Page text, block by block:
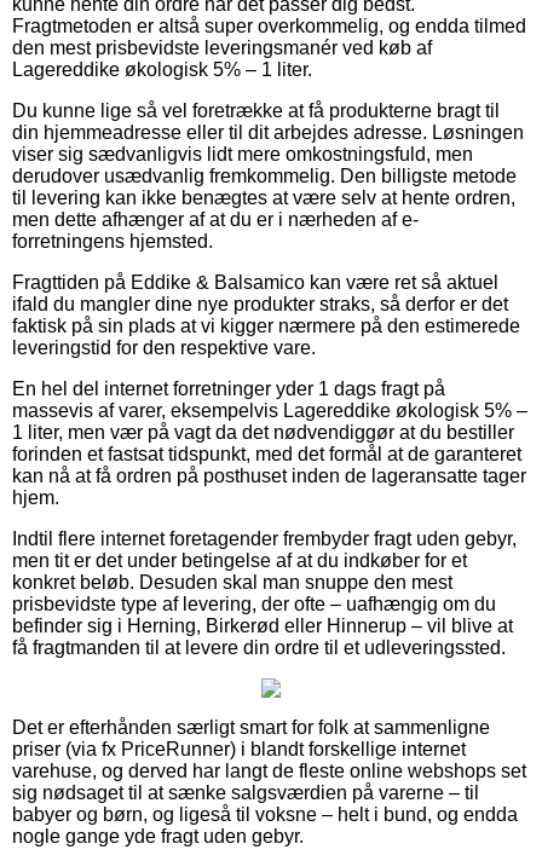
Fragtmetoden er altså super overkommelig, og endda tilmed
den mest prisbevidste leveringsmanér ved køb af
Lagereddike økologisk 5% – 1 liter.
Du kunne lige så vel foretrække at få produkterne bragt til
din hjemmeadresse eller til dit arbejdes adresse. Løsningen
viser sig sædvanligvis lidt mere omkostningsfuld, men
derudover usædvanlig fremkommelig. Den billigste metode
til levering kan ikke benægtes at være selv at hente ordren,
men dette afhænger af at du er i nærheden af e-
forretningens hjemsted.
Fragttiden på Eddike & Balsamico kan være ret så aktuel
ifald du mangler dine nye produkter straks, så derfor er det
faktisk på sin plads at vi kigger nærmere på den estimerede
leveringstid for den respektive vare.
En hel del internet forretninger yder 1 dags fragt på
massevis af varer, eksempelvis Lagereddike økologisk 5% –
1 liter, men vær på vagt da det nødvendiggør at du bestiller
forinden et fastsat tidspunkt, med det formål at de garanteret
kan nå at få ordren på posthuset inden de lageransatte tager
hjem.
Indtil flere internet foretagender frembyder fragt uden gebyr,
men tit er det under betingelse af at du indkøber for et
konkret beløb. Desuden skal man snuppe den mest
prisbevidste type af levering, der ofte – uafhængig om du
befinder sig i Herning, Birkerød eller Hinnerup – vil blive at
få fragtmanden til at levere din ordre til et udleveringssted.
Det er efterhånden særligt smart for folk at sammenligne
priser (via fx PriceRunner) i blandt forskellige internet
varehuse, og derved har langt de fleste online webshops set
sig nødsaget til at sænke salgsværdien på varerne – til
babyer og børn, og ligeså til voksne – helt i bund, og endda
nogle gange yde fragt uden gebyr.